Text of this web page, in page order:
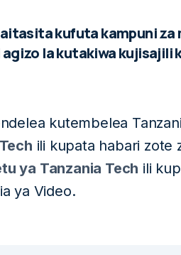
kufuta kampuni za
la kutakiwa kujisajili
kutembelea
ili kupata habari zote
ya Tanzania Tech ili
ya Video.